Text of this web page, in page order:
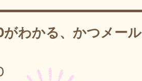
わかる、かつメー